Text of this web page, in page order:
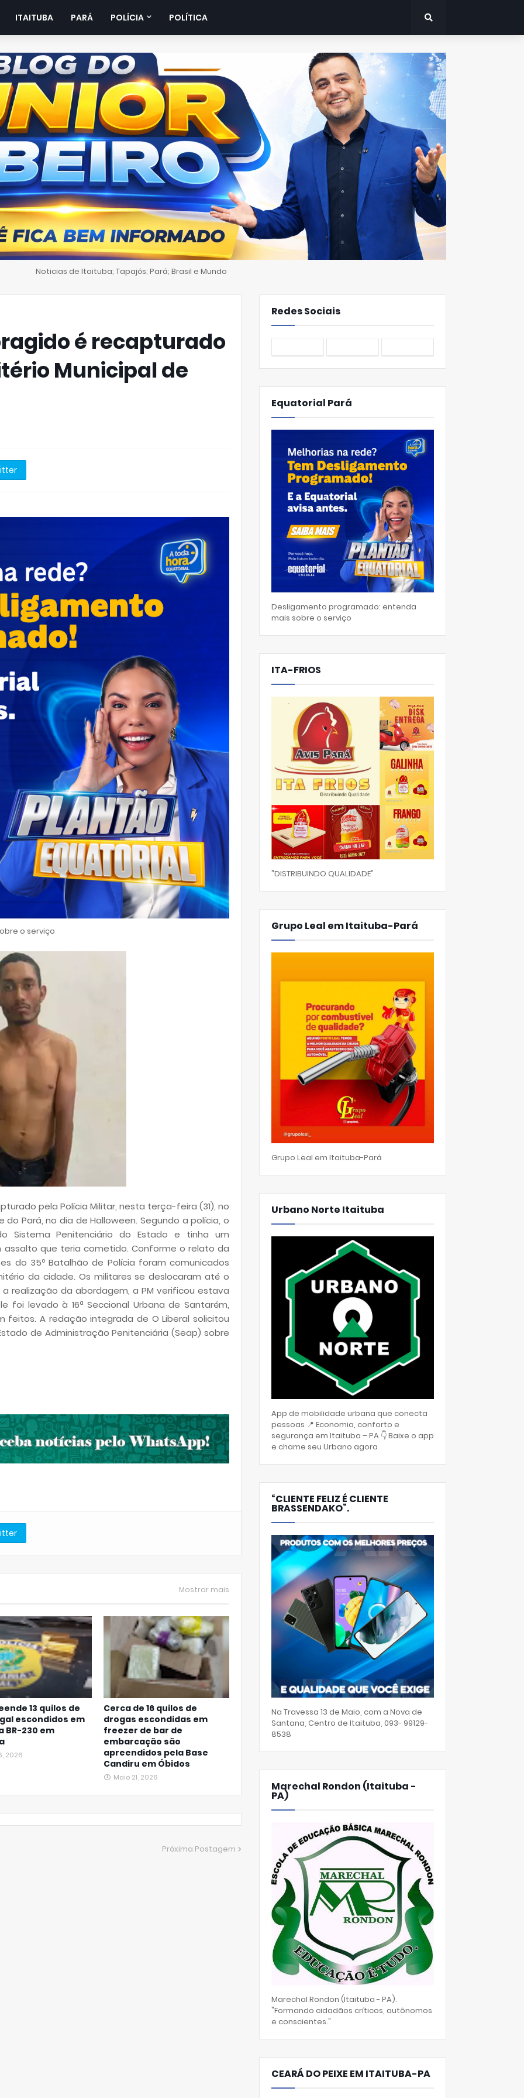
ITAITUBA PARÁ POLÍCIA POLÍTICA
Noticias de Itaituba; Tapajós; Pará; Brasil e Mundo
é recapturado
Municipal de
o serviço
pela Polícia Militar, nesta terça-feira (31), no
Pará, no dia de Halloween. Segundo a polícia, o
Sistema Penitenciário do Estado e tinha um
que teria cometido. Conforme o relato da
do 35º Batalhão de Polícia foram comunicados
da cidade. Os militares se deslocaram até o
realização da abordagem, a PM verificou estava
foi levado à 16ª Seccional Urbana de Santarém,
A redação integrada de O Liberal solicitou
de Administração Penitenciária (Seap) sobre
Mostrar mais
13 quilos de
escondidos em
BR-230 em
2026
Cerca de 16 quilos de
drogas escondidas em
freezer de bar de
embarcação são
apreendidos pela Base
Candiru em Óbidos
Maio 21, 2026
Próxima Postagem
Redes Sociais
Equatorial Pará
Desligamento programado: entenda
mais sobre o serviço
ITA-FRIOS
"DISTRIBUINDO QUALIDADE"
Grupo Leal em Itaituba-Pará
Grupo Leal em Itaituba-Pará
Urbano Norte Itaituba
App de mobilidade urbana que conecta
pessoas 📍 Economia, conforto e
segurança em Itaituba – PA 👇 Baixe o app
e chame seu Urbano agora
“CLIENTE FELIZ É CLIENTE
BRASSENDAKO”.
Na Travessa 13 de Maio, com a Nova de
Santana, Centro de Itaituba, 093- 99129-
8538
Marechal Rondon (Itaituba -
PA)
Marechal Rondon (Itaituba - PA).
"Formando cidadãos críticos, autônomos
e conscientes."
CEARÁ DO PEIXE EM ITAITUBA-PA